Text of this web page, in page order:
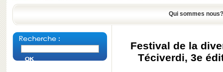
Qui sommes nous?
Festival de la
Téciverdi, 3e